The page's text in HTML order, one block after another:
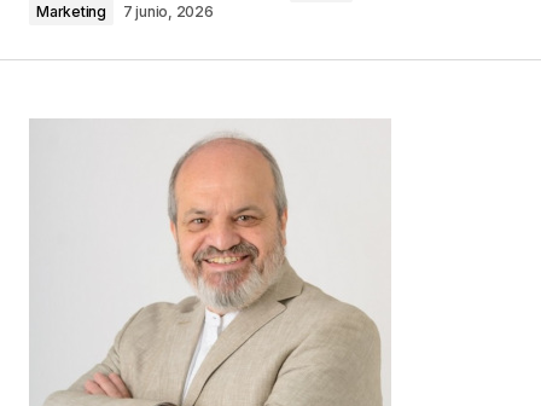
*
Guarda mi nombre, correo electrónico y web en
este navegador para la próxima vez que
comente.
Marketing 7 junio, 2026